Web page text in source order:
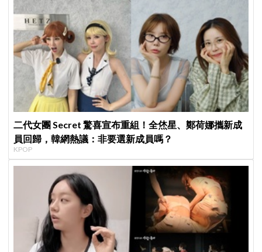
二代女團 Secret 驚喜宣布重組！全烋星、鄭荷娜攜新成
員回歸，韓網熱議：非要選新成員嗎？
KPOP